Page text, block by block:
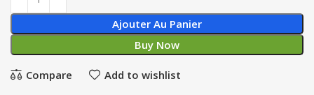
Ajouter Au Panier
Buy Now
Compare Add to wishlist